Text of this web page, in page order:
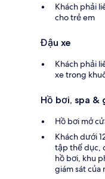
Khách phải
cho trẻ em
Đậu xe
Khách phải
xe trong
Hồ bơi, spa &
Hồ bơi mở
Khách dưới
tập thể dục,
hồ bơi, khu
giám sát của